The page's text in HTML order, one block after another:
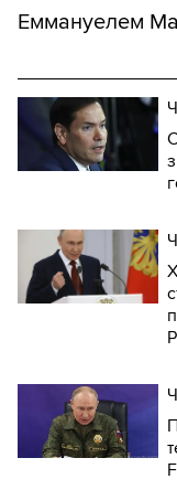
Еммануелем